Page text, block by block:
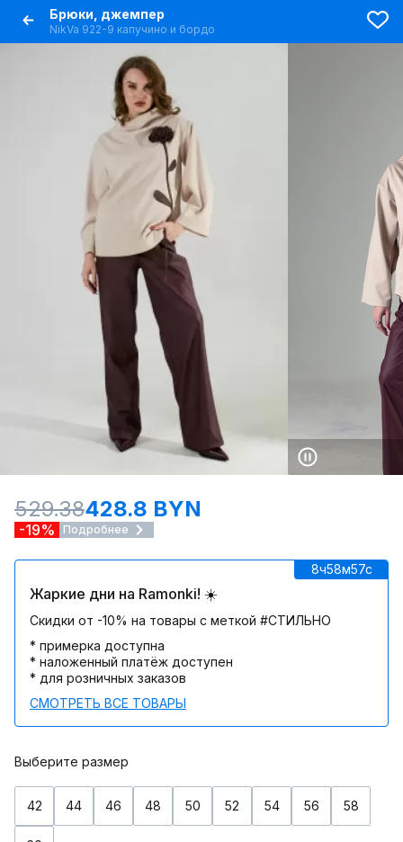
Брюки, джемпер
NikVa 922-9 капучино и бордо
529.38428.8 BYN
-19% Подробнее
8ч58м57c
Жаркие дни на Ramonki! ☀️
Скидки от -10% на товары с меткой #СТИЛЬНО
* примерка доступна
* наложенный платёж доступен
* для розничных заказов
СМОТРЕТЬ ВСЕ ТОВАРЫ
Выберите размер
42 44 46 48 50 52 54 56 58